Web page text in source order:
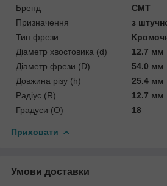
Бренд
CMT
Призначення
з
Тип фрези
Діаметр хвостовика (d)
12.7 мм
Діаметр фрези (D)
54.0 мм
Довжина різу (h)
25.4 мм
Радіус (R)
12.7 мм
Градуси (O)
18
Приховати
Умови доставки